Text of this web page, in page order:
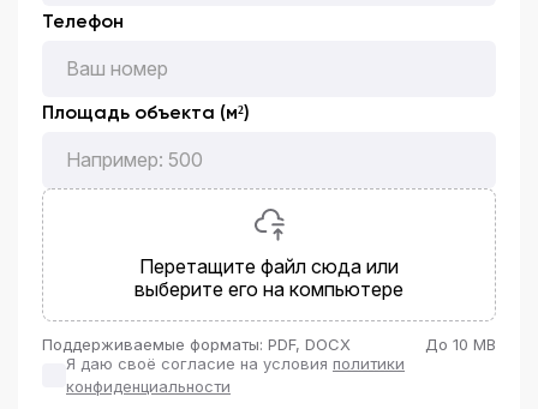
Телефон
Площадь объекта (м²)
Перетащите файл сюда или
выберите его на компьютере
Поддерживаемые форматы: PDF, DOCX
До 10 MB
Я даю своё согласие на условия политики
конфиденциальности